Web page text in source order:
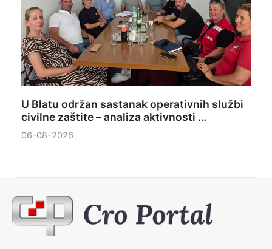
U Blatu održan sastanak operativnih službi
civilne zaštite – analiza aktivnosti …
06-08-2026